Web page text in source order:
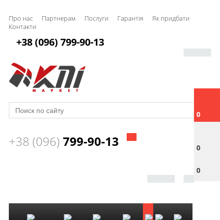
Про нас Партнерам Послуги Гарантія
Як придбати
Контакти
0
0
0
+38 (096) 799-90-13
+38 (096) 799-90-13